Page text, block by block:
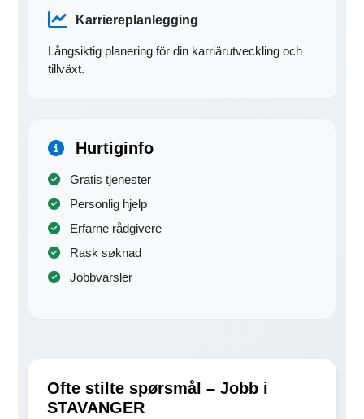
Karriereplanlegging
Långsiktig planering för din karriärutveckling och
tillväxt.
Hurtiginfo
Gratis tjenester
Personlig hjelp
Erfarne rådgivere
Rask søknad
Jobbvarsler
Ofte stilte spørsmål – Jobb i
STAVANGER